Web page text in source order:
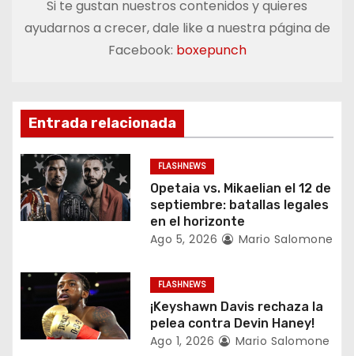
c
ó
n
d
e
n
r
Si te gustan nuestros contenidos y quieres
ayudarnos a crecer, dale like a nuestra página de
Facebook: boxepunch
Entrada relacionada
FLASHNEWS
Opetaia vs. Mikaelian el 12 de
septiembre: batallas legales
en el horizonte
Ago 5, 2026 Mario Salomone
FLASHNEWS
¡Keyshawn Davis rechaza la
pelea contra Devin Haney!
Ago 1, 2026 Mario Salomone